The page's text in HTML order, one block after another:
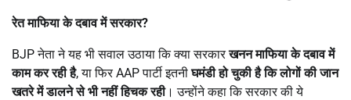
रेत माफिया के दबाव में सरकार?
BJP नेता ने यह भी सवाल उठाया कि क्या सरकारखनन माफिया के दबाव में
काम कर रही है, या फिर AAP पार्टी इतनीघमंडी हो चुकी है कि लोगों की जान
खतरे में डालने से भी नहीं हिचक रही। उन्होंने कहा कि सरकार की ये